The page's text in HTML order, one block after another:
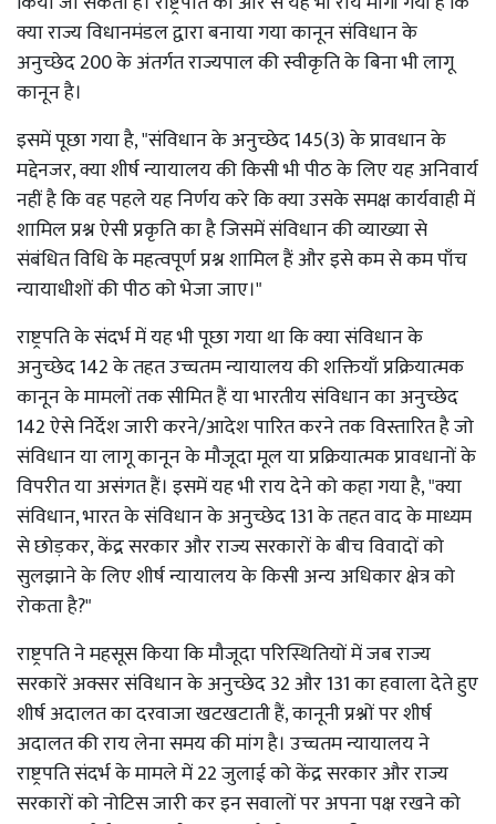
क्या राज्य विधानमंडल द्वारा बनाया गया कानून संविधान के
अनुच्छेद 200 के अंतर्गत राज्यपाल की स्वीकृति के बिना भी लागू
कानून है।
इसमें पूछा गया है, "संविधान के अनुच्छेद 145(3) के प्रावधान के
मद्देनजर, क्या शीर्ष न्यायालय की किसी भी पीठ के लिए यह अनिवार्य
नहीं है कि वह पहले यह निर्णय करे कि क्या उसके समक्ष कार्यवाही में
शामिल प्रश्न ऐसी प्रकृति का है जिसमें संविधान की व्याख्या से
संबंधित विधि के महत्वपूर्ण प्रश्न शामिल हैं और इसे कम से कम पाँच
न्यायाधीशों की पीठ को भेजा जाए।"
राष्ट्रपति के संदर्भ में यह भी पूछा गया था कि क्या संविधान के
अनुच्छेद 142 के तहत उच्चतम न्यायालय की शक्तियाँ प्रक्रियात्मक
कानून के मामलों तक सीमित हैं या भारतीय संविधान का अनुच्छेद
142 ऐसे निर्देश जारी करने/आदेश पारित करने तक विस्तारित है जो
संविधान या लागू कानून के मौजूदा मूल या प्रक्रियात्मक प्रावधानों के
विपरीत या असंगत हैं। इसमें यह भी राय देने को कहा गया है, "क्या
संविधान, भारत के संविधान के अनुच्छेद 131 के तहत वाद के माध्यम
से छोड़कर, केंद्र सरकार और राज्य सरकारों के बीच विवादों को
सुलझाने के लिए शीर्ष न्यायालय के किसी अन्य अधिकार क्षेत्र को
रोकता है?"
राष्ट्रपति ने महसूस किया कि मौजूदा परिस्थितियों में जब राज्य
सरकारें अक्सर संविधान के अनुच्छेद 32 और 131 का हवाला देते हुए
शीर्ष अदालत का दरवाजा खटखटाती हैं, कानूनी प्रश्नों पर शीर्ष
अदालत की राय लेना समय की मांग है। उच्चतम न्यायालय ने
राष्ट्रपति संदर्भ के मामले में 22 जुलाई को केंद्र सरकार और राज्य
सरकारों को नोटिस जारी कर इन सवालों पर अपना पक्ष रखने को